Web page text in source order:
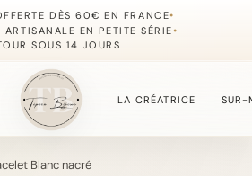
DÈS 60€ EN FRANCE•
EN PETITE SÉRIE•
SOUS 14 JOURS
LA CRÉATRICE SUR-
Blanc nacré